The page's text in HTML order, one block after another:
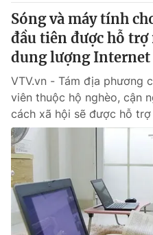
Sóng và máy tính
đầu tiên được hỗ
dung lượng Internet
VTV.vn - Tám địa phương
viên thuộc hộ nghèo, cận
cách xã hội sẽ được hỗ